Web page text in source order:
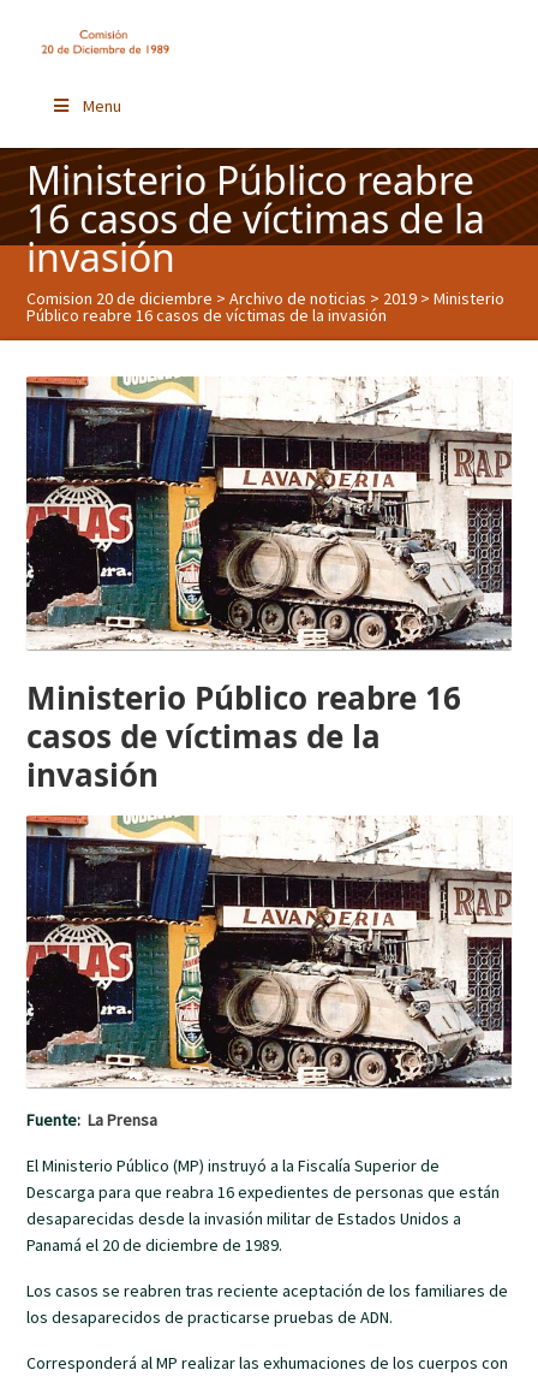
Menu
Ministerio Público reabre
16 casos de víctimas de la
invasión
Comision 20 de diciembre >Archivo de noticias > 2019 > Ministerio
Público reabre 16 casos de víctimas de la invasión
Ministerio Público reabre 16
casos de víctimas de la
invasión
Fuente:La Prensa
El Ministerio Público (MP) instruyó a la Fiscalía Superior de
Descarga para que reabra 16 expedientes de personas que están
desaparecidas desde la invasión militar de Estados Unidos a
Panamá el 20 de diciembre de 1989.
Los casos se reabren tras reciente aceptación de los familiares de
los desaparecidos de practicarse pruebas de ADN.
Corresponderá al MP realizar las exhumaciones de los cuerpos con